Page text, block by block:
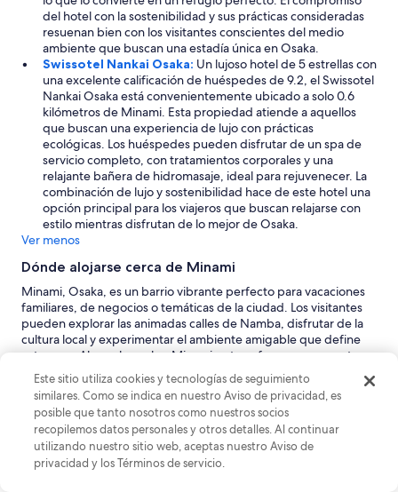
del hotel con la sostenibilidad y sus prácticas consideradas
resuenan bien con los visitantes conscientes del medio
ambiente que buscan una estadía única en Osaka.
Swissotel Nankai Osaka: Un lujoso hotel de 5 estrellas con
una excelente calificación de huéspedes de 9.2, el Swissotel
Nankai Osaka está convenientemente ubicado a solo 0.6
kilómetros de Minami. Esta propiedad atiende a aquellos
que buscan una experiencia de lujo con prácticas
ecológicas. Los huéspedes pueden disfrutar de un spa de
servicio completo, con tratamientos corporales y una
relajante bañera de hidromasaje, ideal para rejuvenecer. La
combinación de lujo y sostenibilidad hace de este hotel una
opción principal para los viajeros que buscan relajarse con
estilo mientras disfrutan de lo mejor de Osaka.
Ver menos
Dónde alojarse cerca de Minami
Minami, Osaka, es un barrio vibrante perfecto para vacaciones
familiares, de negocios o temáticas de la ciudad. Los visitantes
pueden explorar las animadas calles de Namba, disfrutar de la
cultura local y experimentar el ambiente amigable que define
esta zona. Al caer la noche, Minami se transforma en un centro
bullicioso, que ofrece una variedad de opciones de restaurantes
y entretenimiento. Cerca de allí, los viajeros pueden descubrir
sitios históricos y atracciones económicas, lo que garantiza una
estancia memorable para todos.
Osaka: Como metrópolis vibrante, Osaka es el corazón de la
región de Kansai y ofrece una mezcla dinámica de
modernidad y tradición. Minami, donde se alojará, es una
Este sitio utiliza cookies y tecnologías de seguimiento
similares. Como se indica en nuestro Aviso de privacidad, es
posible que tanto nosotros como nuestros socios
recopilemos datos personales y otros detalles. Al continuar
utilizando nuestro sitio web, aceptas nuestro Aviso de
privacidad y los Términos de servicio.